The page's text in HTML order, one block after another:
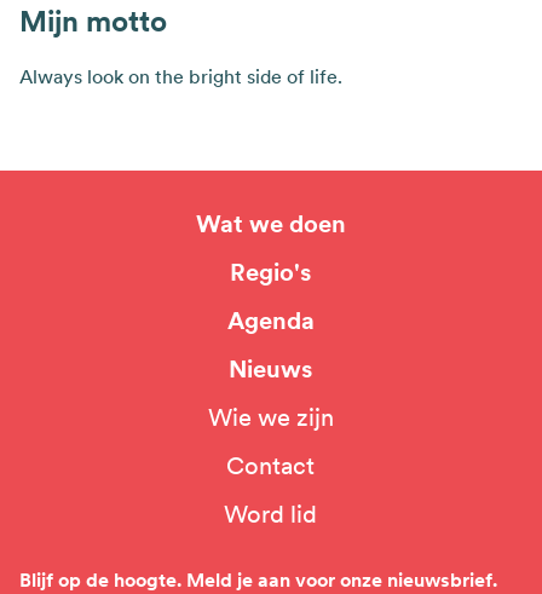
Mijn motto
Always look on the bright side of life.
Wat we doen
Regio's
Agenda
Nieuws
Wie we zijn
Contact
Word lid
Blijf op de hoogte. Meld je aan voor onze nieuwsbrief.